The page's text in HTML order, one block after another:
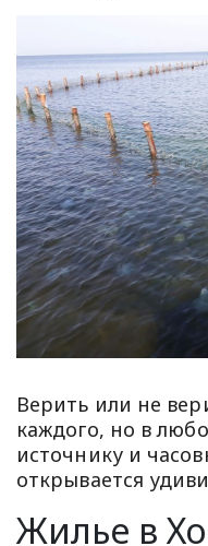
Верить или не
каждого, но в
источнику и
открывается
Жилье в